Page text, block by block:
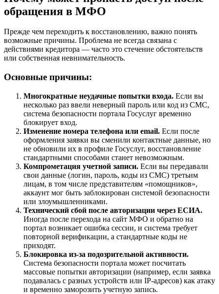
обращения в МФО
Прежде чем переходить к восстановлению, важно понять
возможные причины. Проблема не всегда связана с
действиями кредитора — часто это стечение обстоятельств
или собственная невнимательность.
Основные причины:
Многократные неудачные попытки входа. Если вы
несколько раз ввели неверный пароль или код из СМС,
система безопасности портала Госуслуг временно
блокирует вход.
Изменение номера телефона или email. Если после
оформления заявки вы сменили контактные данные, но
не обновили их в профиле Госуслуг, восстановление
стандартными способами станет невозможным.
Компрометация учетной записи. Если вы передавали
свои данные (логин, пароль, коды из СМС) третьим
лицам, в том числе представителям «помощников»,
аккаунт мог быть заблокирован системой безопасности
или злоумышленниками.
Технический сбой после авторизации через ЕСИА.
Иногда после перехода на сайт МФО и обратно на
портал возникает ошибка сессии, и система требует
повторной верификации, а стандартные коды не
приходят.
Блокировка из-за подозрительной активности.
Система безопасности портала может посчитать
массовые попытки авторизации (например, если заявка
подавалась с разных устройств или IP-адресов) как атаку
и временно заморозить учетную запись.